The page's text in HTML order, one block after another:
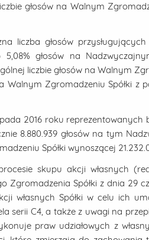
głosów na Walnym
liczba głosów
5,08% głosów na
liczbie głosów na Walnym
Walnym Zgromadzeniu Spółki z
2016 roku reprezentowanych
8.880.939 głosów na tym
Spółki wynoszącej
skupu akcji własnych
Spółki z dnia 29
własnych Spółki w celu ich
serii C4, a także z uwagi na
praw udziałowych z